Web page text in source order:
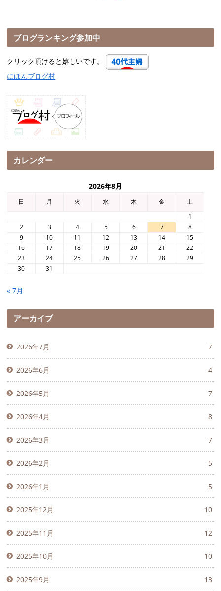
ブログランキング参加中
クリック頂けると嬉しいです。
にほんブログ村
カレンダー
2026年8月
日 月 火 水 木 金
土
1
2
3 4 5 6 7
8
9
10 11 12 13 14
15
16
17 18 19 20 21
22
23
24 25 26 27 28
29
30
31
« 7月
アーカイブ
2026年7月 7
2026年6月 4
2026年5月 7
2026年4月 8
2026年3月 7
2026年2月 5
2026年1月 5
2025年12月 10
2025年11月 12
2025年10月 10
2025年9月 13